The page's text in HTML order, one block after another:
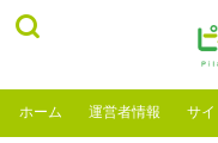
ホーム 運営者情報 サ